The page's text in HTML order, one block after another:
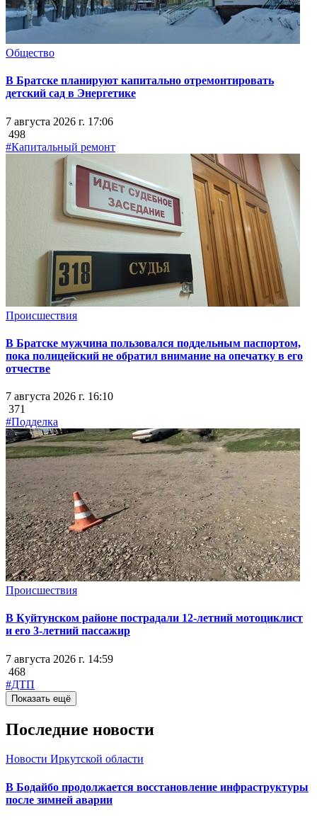
Общество
В Братске планируют капитально отремонтировать
детский сад в Энергетике
7 августа 2026 г. 17:06
498
#Капитальный ремонт
Происшествия
В Братске мужчина пользовался поддельным паспортом,
пока полицейский не обратил внимание на опечатку в его
отчестве
7 августа 2026 г. 16:10
371
#Подделка
Происшествия
В Куйтунском районе пострадали 12-летний мотоциклист
и его 3-летний пассажир
7 августа 2026 г. 14:59
468
#ДТП
Показать ещё
Последние новости
Новости Иркутской области
В Бодайбо продолжается восстановление инфраструктуры
после зимней аварии